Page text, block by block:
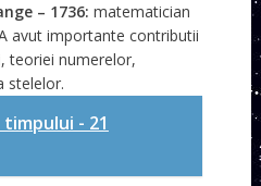
– 1736: matematician
avut importante contributii
teoriei numerelor,
stelelor.
timpului - 21